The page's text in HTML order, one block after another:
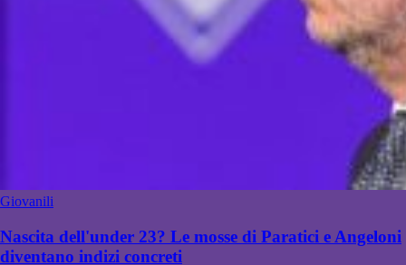
Giovanili
Nascita dell'under 23? Le mosse di Paratici e Angeloni
diventano indizi concreti